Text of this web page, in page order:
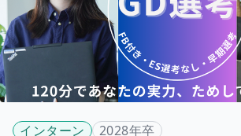
インターン 2028年卒